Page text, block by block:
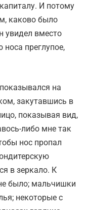
И потому
каково было
увидел вместо
носа преглупое,
на
закутавшись в
показывая вид,
либо мне так
нос пропал
в зеркало. К
было; мальчишки
некоторые с